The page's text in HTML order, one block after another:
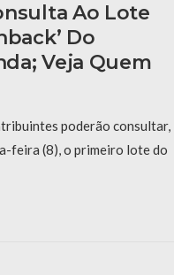
Ao Lote
Do
Veja Quem
poderão consultar,
feira (8), o primeiro lote do